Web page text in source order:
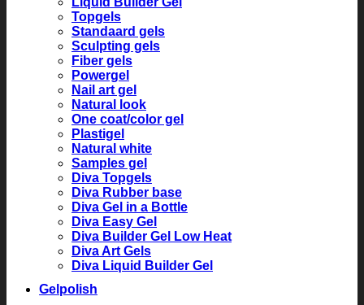
Topgels
Standaard gels
Sculpting gels
Fiber gels
Powergel
Nail art gel
Natural look
One coat/color gel
Plastigel
Natural white
Samples gel
Diva Topgels
Diva Rubber base
Diva Gel in a Bottle
Diva Easy Gel
Diva Builder Gel Low Heat
Diva Art Gels
Diva Liquid Builder Gel
Gelpolish